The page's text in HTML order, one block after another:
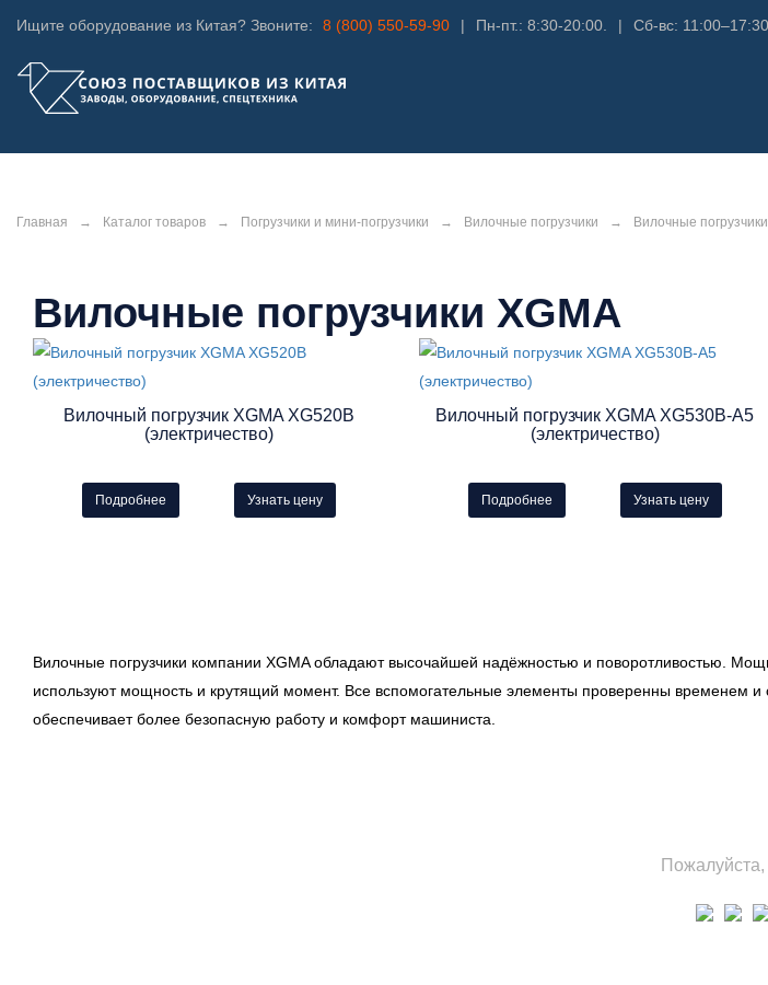
Ищите оборудование из Китая? Звоните: 8 (800) 550-59-90 | Пн-пт.: 8:30-20:00. | Сб-вс: 11:00–17:30
Главная → Каталог товаров → Погрузчики и мини-погрузчики → Вилочные погрузчики → Вилочные
Вилочные погрузчики XGMA
Вилочный погрузчик XGMA XG520B
(электричество)
Подробнее Узнать цену
Вилочный погрузчик XGMA XG530B-A5
(электричество)
Подробнее Узнать цену
Вилочные погрузчики компании XGMA обладают высочайшей надёжностью и поворотливостью.
используют мощность и крутящий момент. Все вспомогательные элементы проверенны временем
обеспечивает более безопасную работу и комфорт машиниста.